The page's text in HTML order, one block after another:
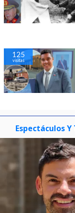
125
visitas
Espectáculos Y